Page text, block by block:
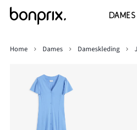
DAMES
Home
Dames Dameskleding